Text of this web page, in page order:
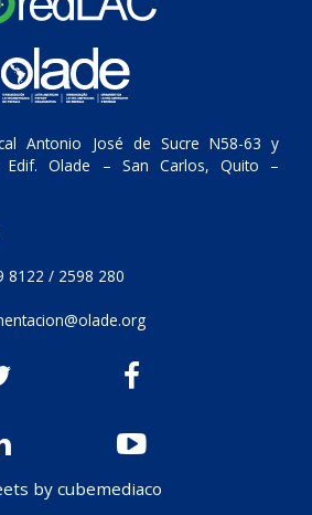
Antonio José de Sucre N58-63 y
Edif. Olade – San Carlos, Quito –
8122 / 2598 280
by cubemediaco